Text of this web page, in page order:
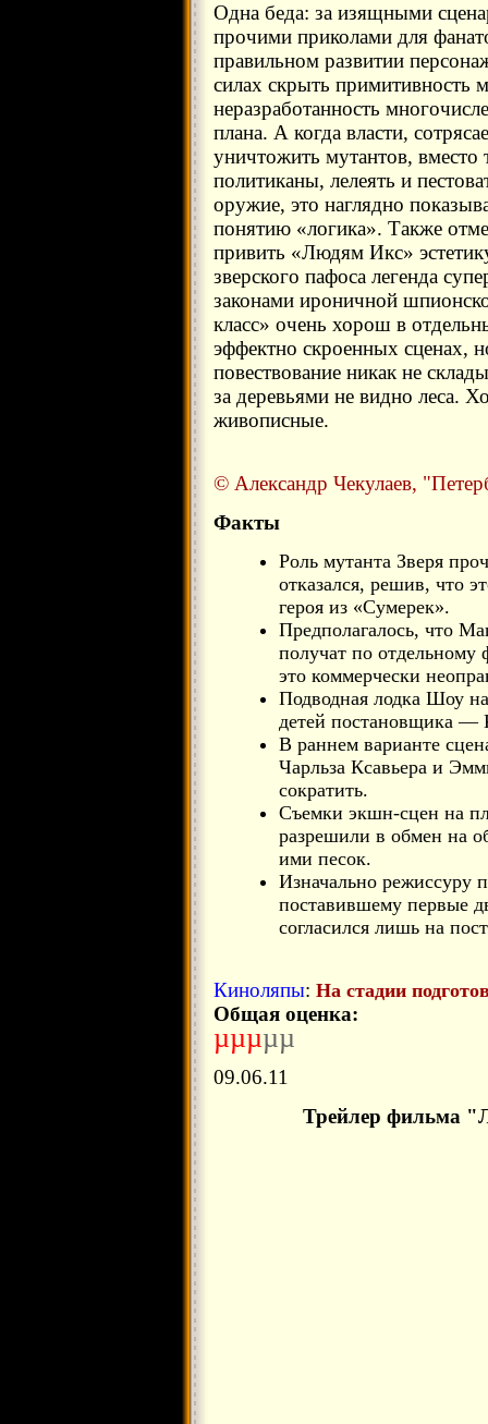
Одна беда: за изящными
прочими приколами для
правильном развитии
силах скрыть примитивность
неразработанность
плана. А когда власти,
уничтожить мутантов,
политиканы, лелеять и
оружие, это наглядно
понятию «логика». Также
привить «Людям Икс»
зверского пафоса легенда
законами ироничной
класс» очень хорош в
эффектно скроенных сценах,
повествование никак не
за деревьями не видно леса.
живописные.
© Александр Чекулаев,
Факты
Роль мутанта Зверя
отказался, решив, что
героя из «Сумерек».
Предполагалось, что
получат по
это коммерчески
Подводная лодка Шоу
детей постановщика —
В раннем варианте
Чарльза Ксавьера и
сократить.
Съемки экшн-сцен на
разрешили в обмен на
ими песок.
Изначально режиссуру
поставившему первые
согласился лишь на
Киноляпы: На стадии
Общая оценка:
µµµµµ
09.06.11
Трейлер фильма